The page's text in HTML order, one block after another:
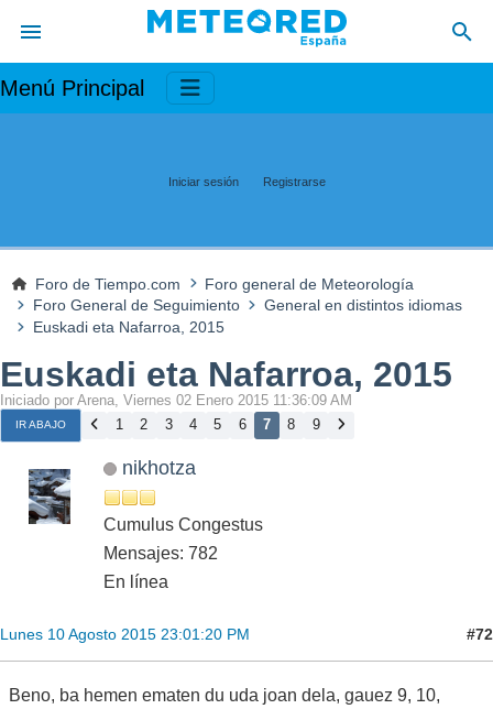
Menú Principal
Iniciar sesión Registrarse
Foro de Tiempo.com
Foro general de Meteorología
Foro General de Seguimiento
General en distintos idiomas
Euskadi eta Nafarroa, 2015
Euskadi eta Nafarroa, 2015
Iniciado por Arena, Viernes 02 Enero 2015 11:36:09 AM
IR ABAJO 1 2 3 4 5 6 7 8 9
nikhotza
Cumulus Congestus
Mensajes: 782
En línea
Lunes 10 Agosto 2015 23:01:20 PM #72
Beno, ba hemen ematen du uda joan dela, gauez 9, 10,